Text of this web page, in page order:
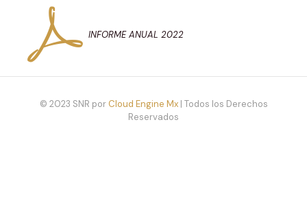
INFORME ANUAL 2022
© 2023 SNR por Cloud Engine Mx| Todos los Derechos
Reservados